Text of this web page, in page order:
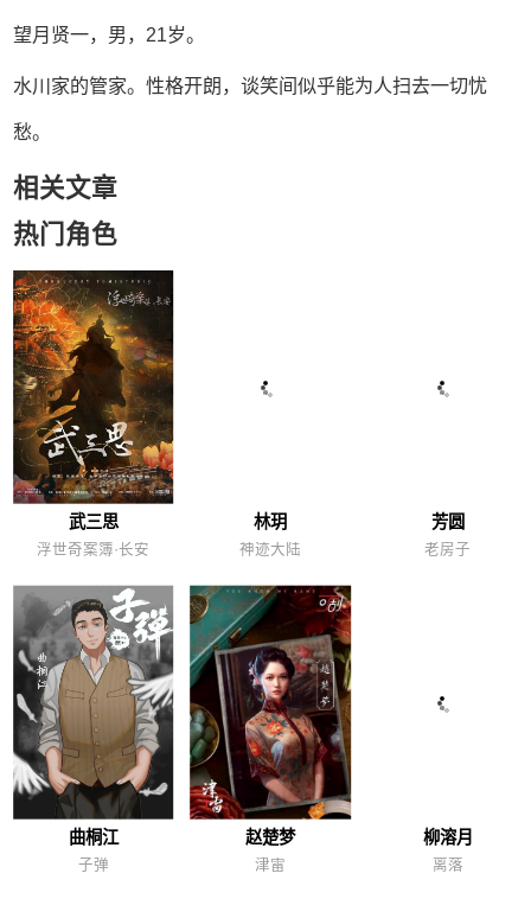
望月贤一，男，21岁。
水川家的管家。性格开朗，谈笑间似乎能为人扫去一切忧
愁。
相关文章
热门角色
武三思
浮世奇案簿·长安
林玥
神迹大陆
芳圆
老房子
曲桐江
子弹
赵楚梦
津雷
柳溶月
离落